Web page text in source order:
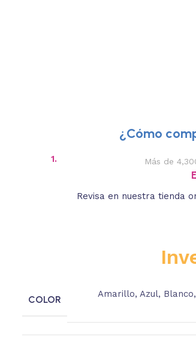
¿Cómo
1. Más de
Revisa en nuestra tienda
COLOR
Amarillo, Azul, Blanco,